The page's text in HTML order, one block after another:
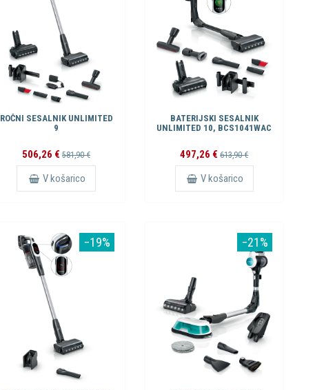
ROČNI SESALNIK UNLIMITED
9
506,26 €581,90 €
V košarico
BATERIJSKI SESALNIK
UNLIMITED 10, BCS1041WAC
497,26 €613,90 €
V košarico
−19% −21%